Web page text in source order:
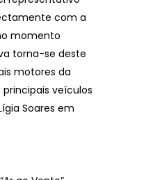
com a
momento
torna-se deste
motores da
veículos
Soares em